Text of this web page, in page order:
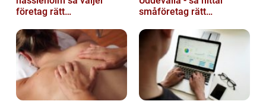
företag rätt
småföretag rätt